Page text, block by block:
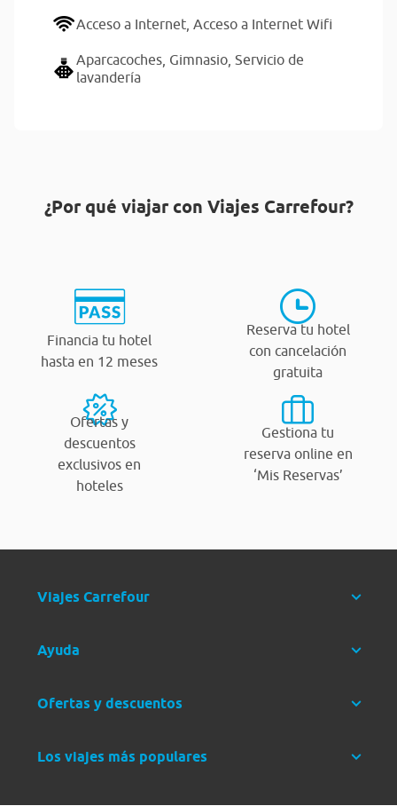
Acceso a Internet, Acceso a Internet Wifi
Aparcacoches, Gimnasio, Servicio de
lavandería
¿Por qué viajar con Viajes Carrefour?
Financia tu hotel
hasta en 12 meses
Reserva tu hotel
con cancelación
gratuita
Ofertas y
descuentos
exclusivos en
hoteles
Gestiona tu
reserva online en
‘Mis Reservas’
Viajes Carrefour
Ayuda
Ofertas y descuentos
Los viajes más populares